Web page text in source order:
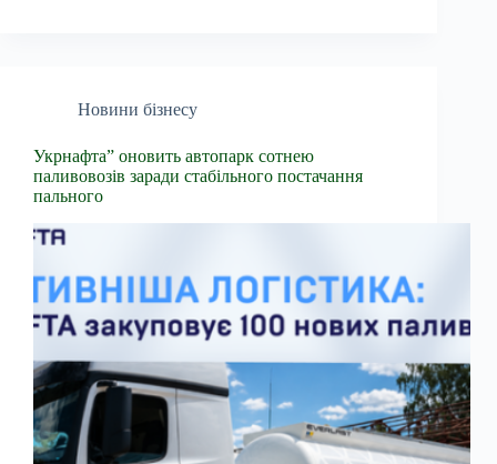
Новини бізнесу
Укрнафта” оновить автопарк сотнею
паливовозів заради стабільного постачання
пального